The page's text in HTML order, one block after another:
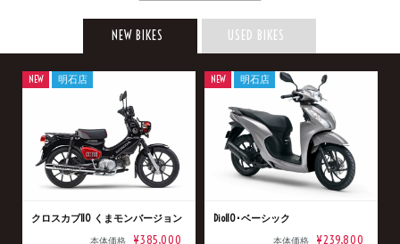
NEW BIKES USED BIKES
クロスカブ110 くまモンバージョン
本体価格 ¥385,000
NEW 明石店
Dio110･ベーシック
本体価格 ¥239,800
NEW 明石店